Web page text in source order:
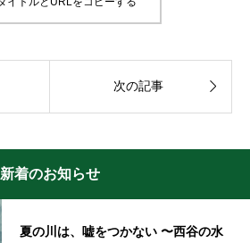
次の記事 
新着のお知らせ
夏の川は、嘘をつかない 〜西谷の水